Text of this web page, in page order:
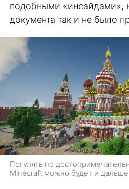
подобными «инсайдами»,
документа так и не было
Погулять по
Minecraft можно будет и дальше